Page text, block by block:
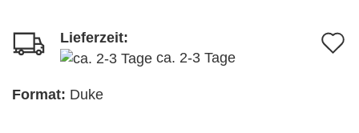
Lieferzeit:
ca. 2-3 Tage
Format: Duke